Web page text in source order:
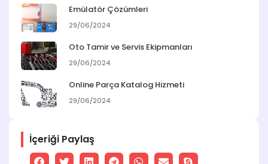
Emülatör Çözümleri
29/06/2024
Oto Tamir ve Servis Ekipmanları
29/06/2024
Online Parça Katalog Hizmeti
29/06/2024
İçeriği Paylaş